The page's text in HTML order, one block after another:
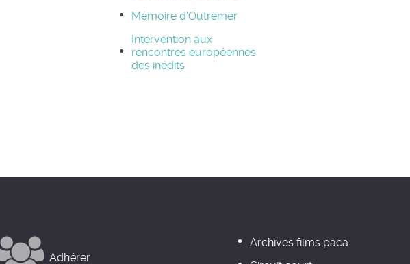
Mémoire d'Outremer
Intervention aux
rencontres européennes
des inédits
Adhérer
Archives films paca